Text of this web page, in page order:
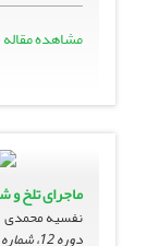
مشاهده مقاله
ماجراى تلخ
نفسیه محمدی
دوره 12، شماره 136 ، تیر 1382